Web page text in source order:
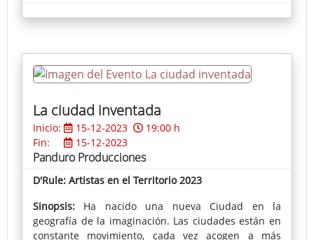
aquello que queremos.
La ciudad inventada
Inicio: 15-12-2023
19:00 h
Fin:
15-12-2023
Panduro Producciones
D'Rule: Artistas en el Territorio 2023
Sinopsis: Ha nacido una nueva Ciudad en la
geografía de la imaginación. Las ciudades están en
constante movimiento, cada vez acogen a más